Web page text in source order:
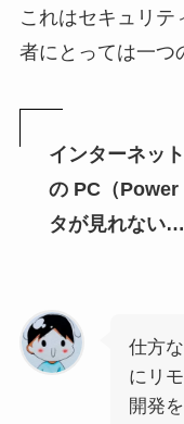
これはセキュリテ
者にとっては一つ
インターネッ
の PC（
タが見れない
仕方
にリ
開発